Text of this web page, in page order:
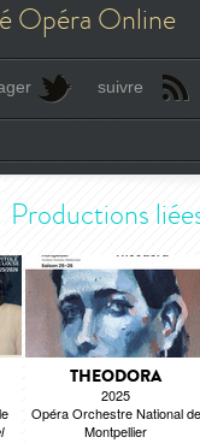
Opéra Online
suivre
Productions
THEODORA
2025
Opéra Orchestre National de
Montpellier